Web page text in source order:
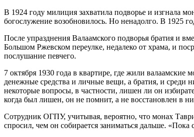
В 1924 году милиция захватила подворье и изгнала
богослужение возобновилось. Но ненадолго. В 1925
После упразднения Валаамского подворья братия и
Большом Ржевском переулке, недалеко от храма, и
послушание певчего.
7 октября 1930 года в квартире, где жили
денежные средства и личные вещи, а братия, и
некоторые вопросы, в частности, лишен ли он
когда был лишен, он не помнит, а не восстановлен в
Сотрудник ОГПУ, учитывая, вероятно, что монах
спросил, чем он собирается заниматься дальше. «Пока